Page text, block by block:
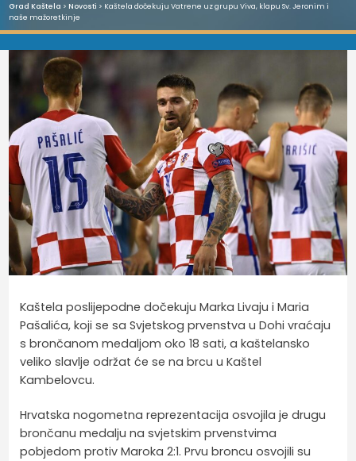
Grad Kaštela > Novosti > Kaštela dočekuju Vatrene uz grupu Viva, klapu Sv. Jeronim i
naše mažoretkinje
Kaštela poslijepodne dočekuju Marka Livaju i Maria
Pašalića, koji se sa Svjetskog prvenstva u Dohi vraćaju
s brončanom medaljom oko 18 sati, a kaštelansko
veliko slavlje održat će se na brcu u Kaštel
Kambelovcu.
Hrvatska nogometna reprezentacija osvojila je drugu
brončanu medalju na svjetskim prvenstvima
pobjedom protiv Maroka 2:1. Prvu broncu osvojili su